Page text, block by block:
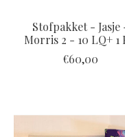
Stofpakket - Jasje
Morris 2 - 10 LQ+ 1
€60,00